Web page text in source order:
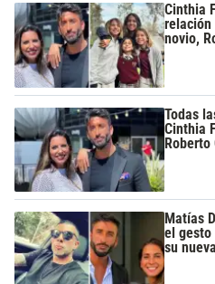
Cinthia
relación
novio,
Todas
Cinthia
Matías
el gesto
su